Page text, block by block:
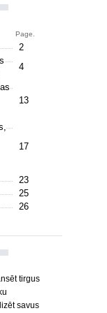
Page.
2
4
13
17
23
25
26
tirgus
savus